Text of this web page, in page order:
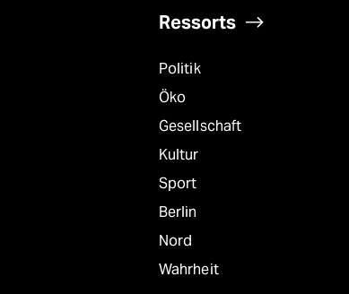
Ressorts
Politik
Öko
Gesellschaft
Kultur
Sport
Berlin
Nord
Wahrheit